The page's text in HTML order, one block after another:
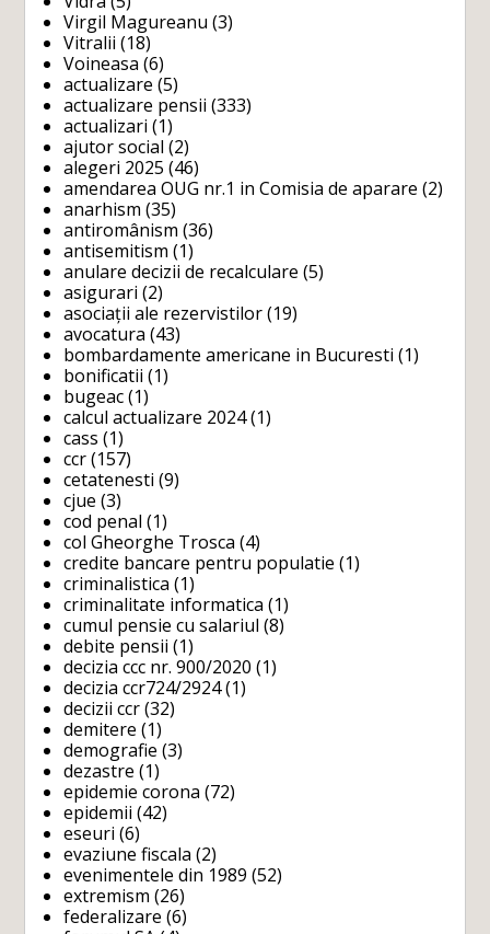
Virgil Magureanu (3)
Vitralii (18)
Voineasa (6)
actualizare (5)
actualizare pensii (333)
actualizari (1)
ajutor social (2)
alegeri 2025 (46)
amendarea OUG nr.1 in Comisia de aparare (2)
anarhism (35)
antiromânism (36)
antisemitism (1)
anulare decizii de recalculare (5)
asigurari (2)
asociații ale rezervistilor (19)
avocatura (43)
bombardamente americane in Bucuresti (1)
bonificatii (1)
bugeac (1)
calcul actualizare 2024(1)
cass (1)
ccr (157)
cetatenesti (9)
cjue (3)
cod penal (1)
col Gheorghe Trosca (4)
credite bancare pentru populatie (1)
criminalistica (1)
criminalitate informatica (1)
cumul pensie cu salariul (8)
debite pensii (1)
decizia ccc nr. 900/2020 (1)
decizia ccr724/2924(1)
decizii ccr (32)
demitere (1)
demografie (3)
dezastre (1)
epidemie corona (72)
epidemii (42)
eseuri (6)
evaziune fiscala (2)
evenimentele din 1989 (52)
extremism (26)
federalizare (6)